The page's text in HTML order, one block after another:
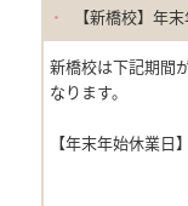
・ 【新橋校】年
新橋校は下記期間
なります。
【年末年始休業日